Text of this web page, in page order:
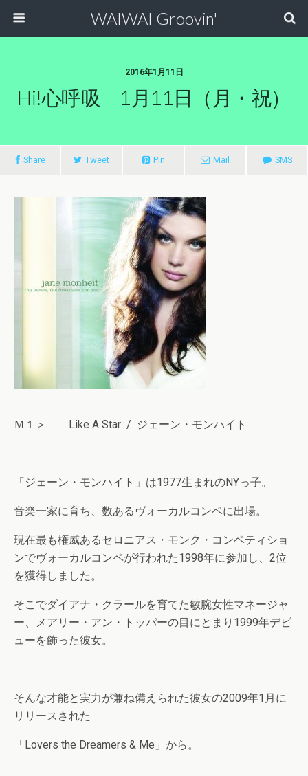
WAIWAI Groovin'
2016年1月11日
Hi!心呼吸 1月11日（月・祝）
Share Tweet Pin Mail SMS
Ｍ１＞ Like A Star / ジェーン・モンハイト
「ジェーン・モンハイト」は1977生まれのNYっ子。
音楽一家に育ち、数あるヴォーカルコンペに出場。
現在最も権威あるセロニアス・モンク・コンペティショ
ンでヴォーカルコンペが行われた1998年に参加し、2位
を獲得しました。
そこでダイアナ・クラールを育てた敏腕女性マネージャ
ー、メアリー・アン・トッパーの目にとまり1999年デビ
ューを飾った彼女。
そんな才能と実力が兼ね備えられた彼女の2009年1月に
リリースされた
「Lovers the Dreamers & Me」から。